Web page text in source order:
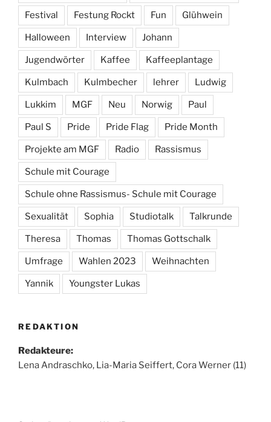
Festival Festung Rockt Fun Glühwein
Halloween Interview Johann
Jugendwörter Kaffee Kaffeeplantage
Kulmbach Kulmbecher lehrer Ludwig
Lukkim MGF Neu Norwig Paul
Paul S Pride Pride Flag Pride Month
Projekte am MGF Radio Rassismus
Schule mit Courage
Schule ohne Rassismus- Schule mit Courage
Sexualität Sophia Studiotalk Talkrunde
Theresa Thomas Thomas Gottschalk
Umfrage Wahlen 2023 Weihnachten
Yannik Youngster Lukas
REDAKTION
Redakteure:
Lena Andraschko, Lia-Maria Seiffert, Cora Werner (11)